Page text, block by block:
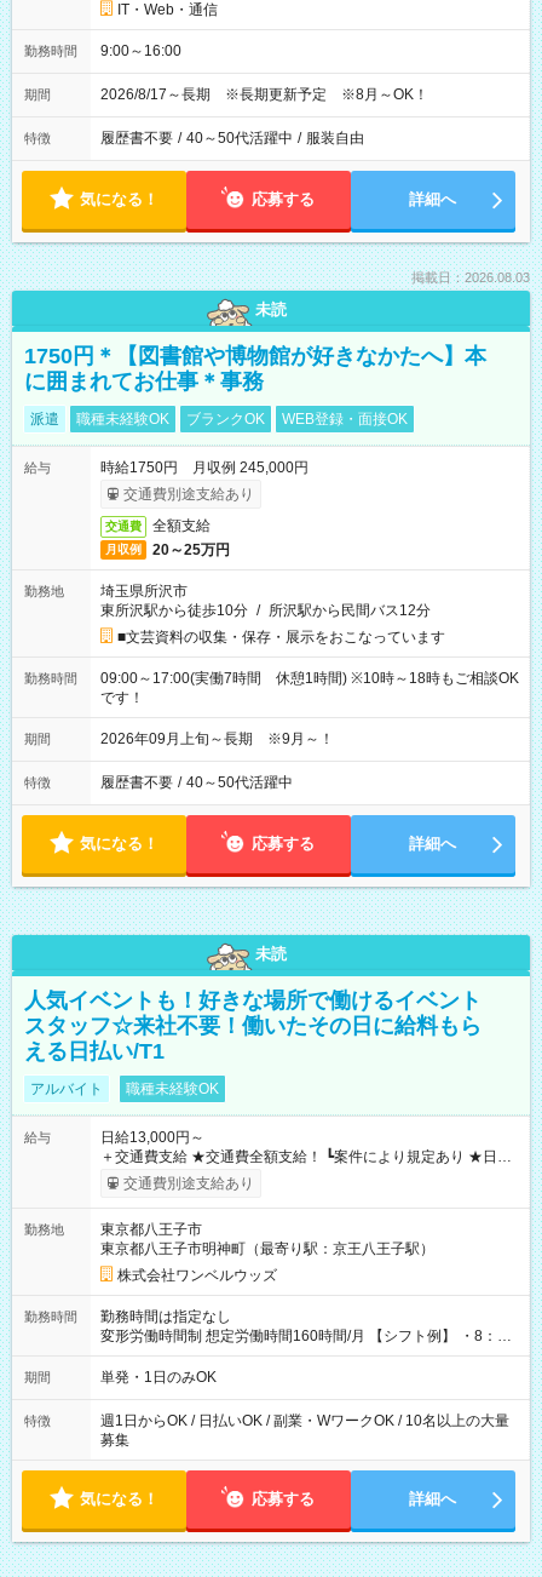
IT・Web・通信
勤務時間 9:00～16:00
期間 2026/8/17～長期 ※長期更新予定 ※8月～OK！
特徴 履歴書不要 / 40～50代活躍中 / 服装自由
気になる！ 応募する 詳細へ
掲載日：2026.08.03
未読
1750円＊【図書館や博物館が好きなかたへ】本
に囲まれてお仕事＊事務
派遣 職種未経験OK ブランクOK WEB登録・面接OK
給与
時給1750円 月収例 245,000円
交通費別途支給あり
交通費 全額支給
月収例 20～25万円
勤務地
埼玉県所沢市
東所沢駅から徒歩10分 / 所沢駅から民間バス12分
■文芸資料の収集・保存・展示をおこなっています
勤務時間
09:00～17:00(実働7時間 休憩1時間) ※10時～18時もご相談OK
です！
期間 2026年09月上旬～長期 ※9月～！
特徴 履歴書不要 / 40～50代活躍中
気になる！ 応募する 詳細へ
未読
人気イベントも！好きな場所で働けるイベント
スタッフ☆来社不要！働いたその日に給料もら
える日払い/T1
アルバイト 職種未経験OK
給与
日給13,000円～
＋交通費支給 ★交通費全額支給！ ┗案件により規定あり ★日払
いOK！（規定あり） ┗働いたその日に現金GET♪ お仕事後はコ
ンビニATMから 日払い分を引き落とせます！ 【試用期間】試
交通費別途支給あり
勤務地
東京都八王子市
東京都八王子市明神町（最寄り駅：京王八王子駅）
株式会社ワンベルウッズ
勤務時間
勤務時間は指定なし
変形労働時間制 想定労働時間160時間/月 【シフト例】 ・8：00
～21：00
期間 単発・1日のみOK
特徴
週1日からOK / 日払いOK / 副業・WワークOK / 10名以上の大量
募集
気になる！ 応募する 詳細へ